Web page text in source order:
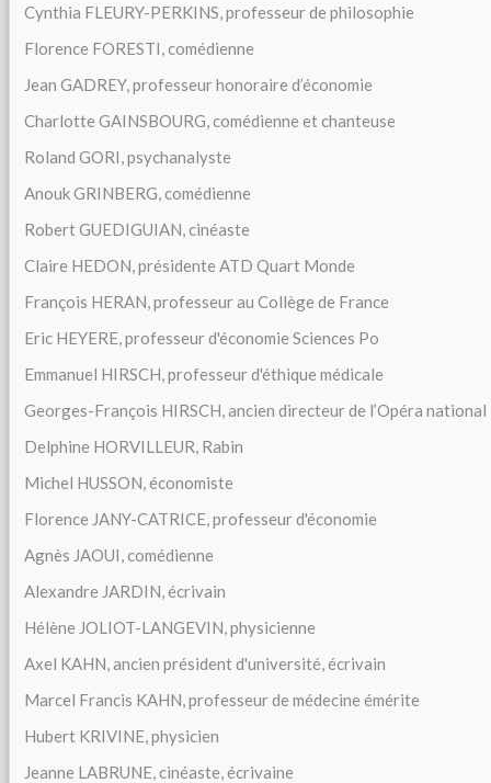
Cynthia FLEURY-PERKINS, professeur de philosophie
Florence FORESTI, comédienne
Jean GADREY, professeur honoraire d’économie
Charlotte GAINSBOURG, comédienne et chanteuse
Roland GORI, psychanalyste
Anouk GRINBERG, comédienne
Robert GUEDIGUIAN, cinéaste
Claire HEDON, présidente ATD Quart Monde
François HERAN, professeur au Collège de France
Eric HEYERE, professeur d'économie Sciences Po
Emmanuel HIRSCH, professeur d'éthique médicale
Georges-François HIRSCH, ancien directeur de l’Opéra national
Delphine HORVILLEUR, Rabin
Michel HUSSON, économiste
Florence JANY-CATRICE, professeur d'économie
Agnès JAOUI, comédienne
Alexandre JARDIN, écrivain
Hélène JOLIOT-LANGEVIN, physicienne
Axel KAHN, ancien président d'université, écrivain
Marcel Francis KAHN, professeur de médecine émérite
Hubert KRIVINE, physicien
Jeanne LABRUNE, cinéaste, écrivaine